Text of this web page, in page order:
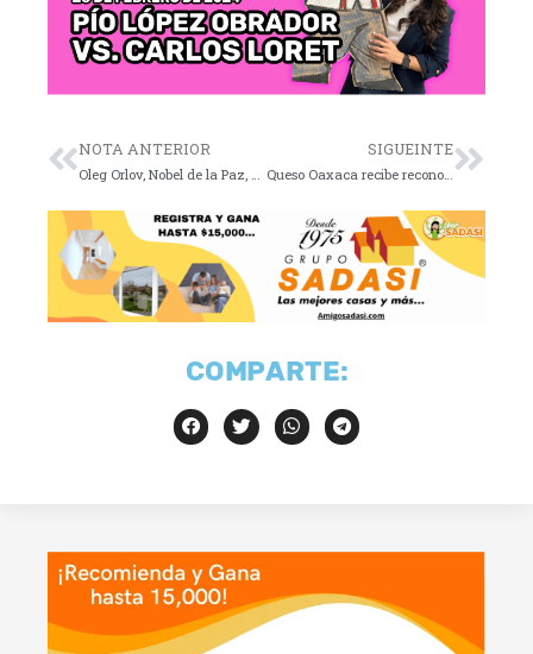
NOTA ANTERIOR SIGUEINTE
Queso Oaxaca recibe reconocimiento internacional
COMPARTE: